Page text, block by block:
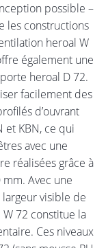
possible –
les constructions
heroal W
également une
heroal D 72.
facilement des
d’ouvrant
et KBN, ce qui
avec une
réalisées grâce à
Avec une
largeur visible de
72 constitue la
Ces niveaux